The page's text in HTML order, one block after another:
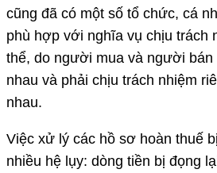
cũng đã có một số tổ chức, cá
phù hợp với nghĩa vụ chịu trách
thể, do người mua và người bán
nhau và phải chịu trách nhiệm
nhau.
Việc xử lý các hồ sơ hoàn thuế
nhiều hệ lụy: dòng tiền bị đọng